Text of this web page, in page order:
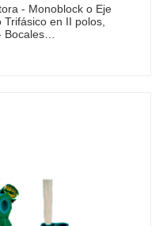
- Monoblock o Eje
en II polos,
Bocales…